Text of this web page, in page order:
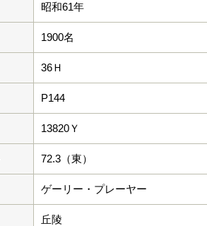
昭和61年
1900名
36Ｈ
P144
13820Ｙ
72.3（東）
ゲーリー・プレーヤー
丘陵